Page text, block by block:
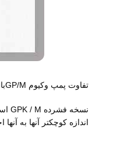
تفاوت پمپ وکیوم GP/MباGPK/M
نسخه فشرده GPK / M است .
اندازه کوچکتر آنها به